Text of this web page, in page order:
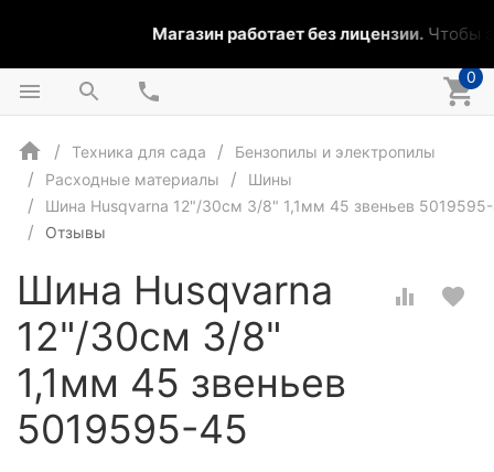
Магазин работает без лицензии.Чтобы
0
Техника для сада
Бензопилы и электропилы
Расходные материалы
Шины
Шина Husqvarna 12"/30см 3/8" 1,1мм 45 звеньев
Отзывы
Шина Husqvarna
12"/30см 3/8"
1,1мм 45 звеньев
5019595-45